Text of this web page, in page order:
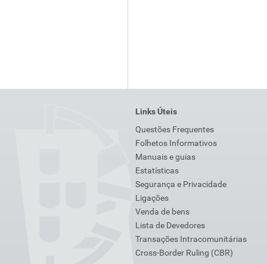
Links Úteis
Questões Frequentes
Folhetos Informativos
Manuais e guias
Estatísticas
Segurança e Privacidade
Ligações
Venda de bens
Lista de Devedores
Transações Intracomunitárias
Cross-Border Ruling (CBR)